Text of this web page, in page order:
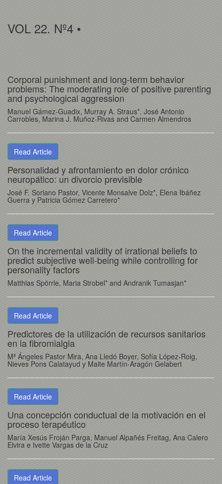
VOL 22. Nº4 •
Corporal punishment and long-term behavior
problems: The moderating role of positive parenting
and psychological aggression
Manuel Gámez-Guadix, Murray A. Straus*, José Antonio
Carrobles, Marina J. Muñoz-Rivas and Carmen Almendros
Read Article
Personalidad y afrontamiento en dolor crónico
neuropático: un divorcio previsible
José F. Soriano Pastor, Vicente Monsalve Dolz*, Elena Ibáñez
Guerra y Patricia Gómez Carretero*
Read Article
On the incremental validity of irrational beliefs to
predict subjective well-being while controlling for
personality factors
Matthias Spörrle, Maria Strobel* and Andranik Tumasjan*
Read Article
Predictores de la utilización de recursos sanitarios
en la fibromialgia
Mª Ángeles Pastor Mira, Ana Lledó Boyer, Sofía López-Roig,
Nieves Pons Calatayud y Maite Martín-Aragón Gelabert
Read Article
Una concepción conductual de la motivación en el
proceso terapéutico
María Xesús Froján Parga, Manuel Alpañés Freitag, Ana Calero
Elvira e Ivette Vargas de la Cruz
Read Article